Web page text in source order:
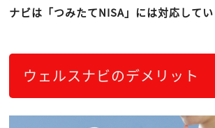
ナビは「つみたてNISA」には対応して
ウェルスナビのデメリット